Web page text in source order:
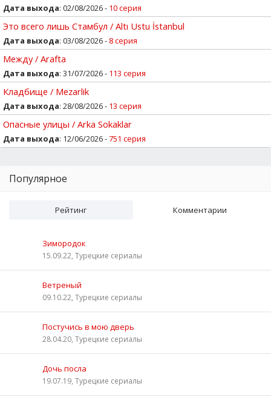
Дата выхода: 02/08/2026 - 10 серия
Это всего лишь Стамбул / Altı Ustu İstanbul
Дата выхода: 03/08/2026 - 8 серия
Между / Arafta
Дата выхода: 31/07/2026 - 113 серия
Кладбище / Mezarlik
Дата выхода: 28/08/2026 - 13 серия
Опасные улицы / Arka Sokaklar
Дата выхода: 12/06/2026 -751 серия
Популярное
Рейтинг Комментарии
Зимородок
15.09.22, Турецкие сериалы
Ветреный
09.10.22, Турецкие сериалы
Постучись в мою дверь
28.04.20, Турецкие сериалы
Дочь посла
19.07.19, Турецкие сериалы